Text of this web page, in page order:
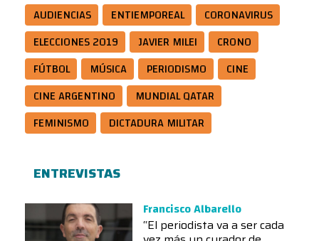
AUDIENCIAS
ENTIEMPOREAL
CORONAVIRUS
ELECCIONES 2019
JAVIER MILEI
CRONO
FÚTBOL
MÚSICA PERIODISMO
CINE
CINE ARGENTINO
MUNDIAL QATAR
FEMINISMO
DICTADURA MILITAR
ENTREVISTAS
Francisco Albarello
“El periodista va a ser cada